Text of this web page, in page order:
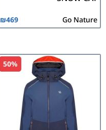
Go Nature
₪469
50%